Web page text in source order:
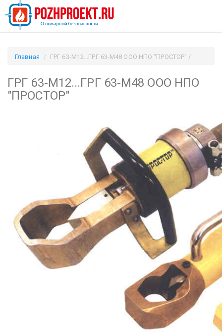
Главная
ГРГ 63-М12...ГРГ 63-М48 ООО НПО "ПРОСТОР" /
ГРГ 63-М12...ГРГ 63-М48 ООО НПО
"ПРОСТОР"